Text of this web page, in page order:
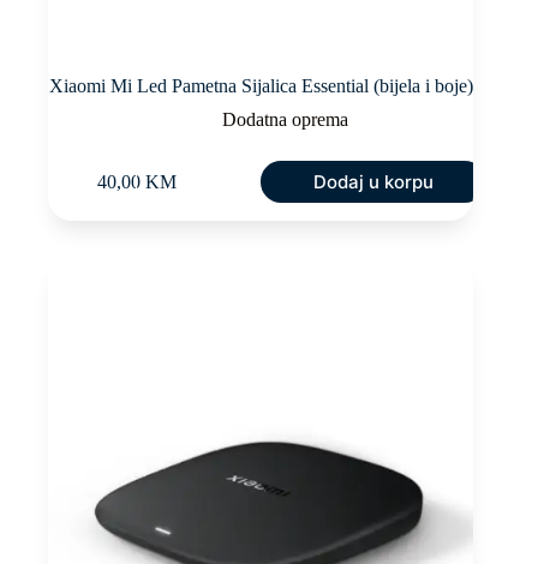
Xiaomi Mi Led Pametna Sijalica Essential (bijela i boje)
Dodatna oprema
40,00 KM Dodaj u korpu